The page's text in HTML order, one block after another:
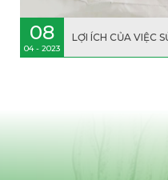
08
04 - 2023
LỢI ÍCH CỦA VIỆC